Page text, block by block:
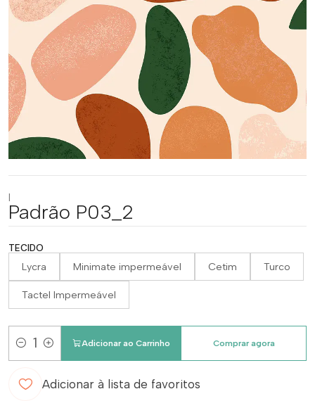
|
Padrão P03_2
TECIDO
Lycra Minimate impermeável Cetim Turco
Tactel Impermeável
Quantidade
Adicionar ao Carrinho Comprar agora
Adicionar à lista de favoritos